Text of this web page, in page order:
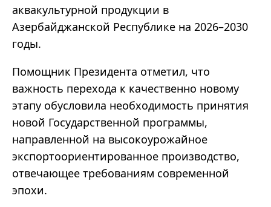
аквакультурной продукции в
Азербайджанской Республике на 2026–2030
годы.
Помощник Президента отметил, что
важность перехода к качественно новому
этапу обусловила необходимость принятия
новой Государственной программы,
направленной на высокоурожайное
экспортоориентированное производство,
отвечающее требованиям современной
эпохи.